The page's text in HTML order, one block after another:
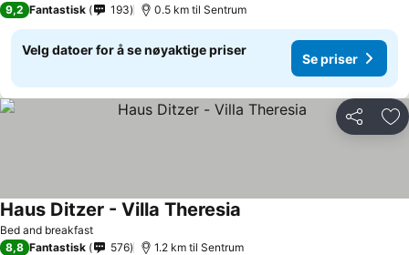
9,2 Fantastisk 193 0.5 km til Sentrum
Velg datoer for å se nøyaktige priser
Se priser
Del
Bed and breakfast
Haus Ditzer - Villa Theresia
8,8 Fantastisk 576 1.2 km til Sentrum